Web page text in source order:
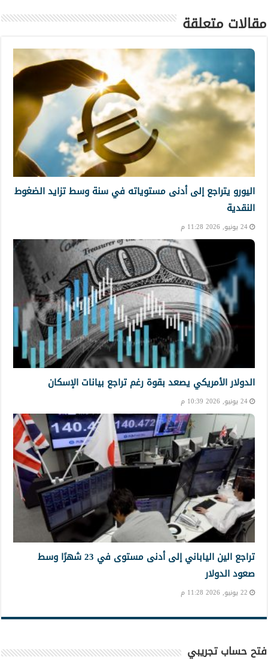
مقالات متعلقة
اليورو يتراجع إلى أدنى مستوياته في سنة وسط تزايد الضغوط
النقدية
24 يونيو, 2026 11:28 م
الدولار الأمريكي يصعد بقوة رغم تراجع بيانات الإسكان
24 يونيو, 2026 10:39 م
تراجع الين الياباني إلى أدنى مستوى في 23 شهرًا وسط
صعود الدولار
22 يونيو, 2026 11:28 م
فتح حساب تجريبي